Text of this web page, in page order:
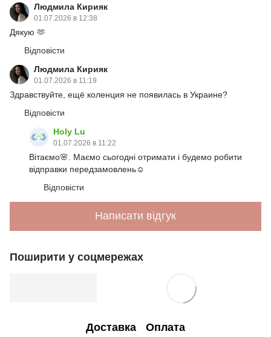
Людмила Кирияк
01.07.2026 в 12:38
Дякую 🫶
Відповісти
Людмила Кирияк
01.07.2026 в 11:19
Здравствуйте, ещё коленция не появилась в Украине?
Відповісти
Holy Lu
01.07.2026 в 11:22
Вітаємо🌸. Маємо сьогодні отримати і будемо робити
відправки передзамовлень☺️
Відповісти
Написати відгук
Поширити у соцмережах
Доставка Оплата